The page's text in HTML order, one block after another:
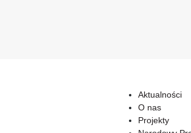
Aktualności
O nas
Projekty